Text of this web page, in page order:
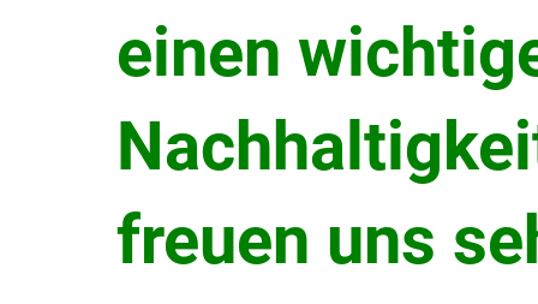
einen
freuen uns